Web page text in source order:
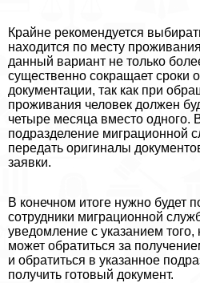
Крайне рекомендуется
находится по месту
данный вариант не только
существенно сокращает сроки
документации, так как при
проживания человек должен
четыре месяца вместо одного.
подразделение миграционной
передать оригиналы
заявки.
В конечном итоге нужно будет
сотрудники миграционной
уведомление с указанием того,
может обратиться за
и обратиться в указанное
получить готовый документ.